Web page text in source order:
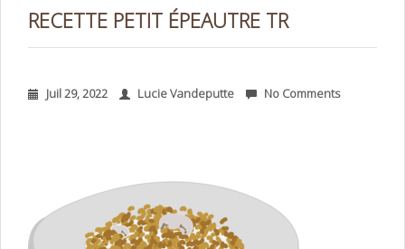
RECETTE PETIT ÉPEAUTRE TR
Juil 29, 2022 Lucie Vandeputte No Comments